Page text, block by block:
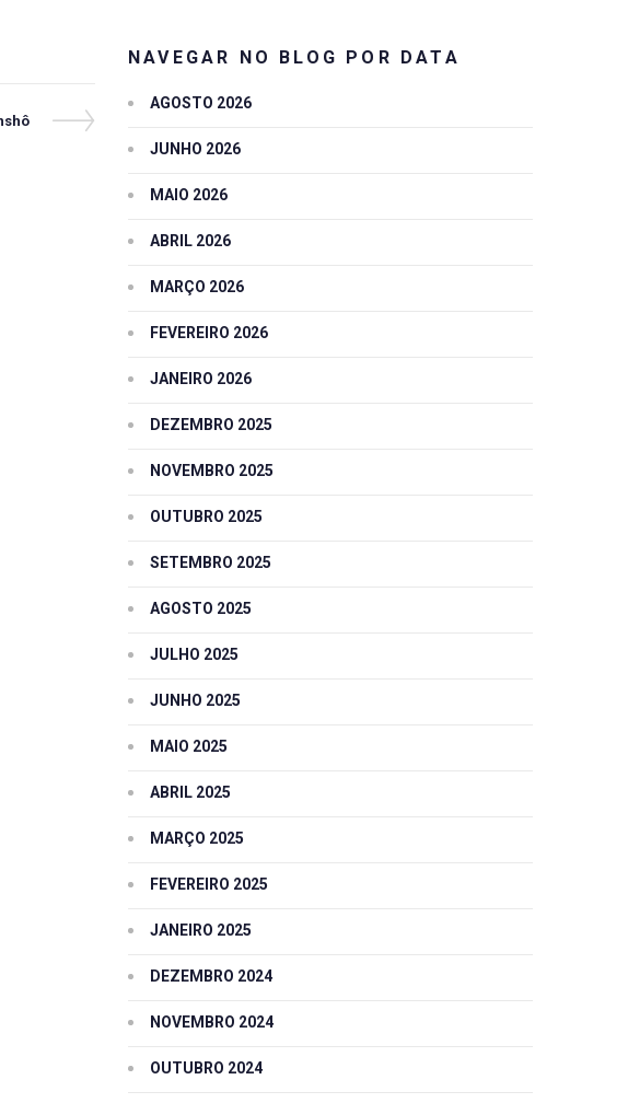
NAVEGAR NO BLOG POR DATA
AGOSTO 2026
JUNHO 2026
MAIO 2026
ABRIL 2026
MARÇO 2026
FEVEREIRO 2026
JANEIRO 2026
DEZEMBRO 2025
NOVEMBRO 2025
OUTUBRO 2025
SETEMBRO 2025
AGOSTO 2025
JULHO 2025
JUNHO 2025
MAIO 2025
ABRIL 2025
MARÇO 2025
FEVEREIRO 2025
JANEIRO 2025
DEZEMBRO 2024
NOVEMBRO 2024
OUTUBRO 2024